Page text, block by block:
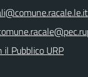
il Pubblico URP